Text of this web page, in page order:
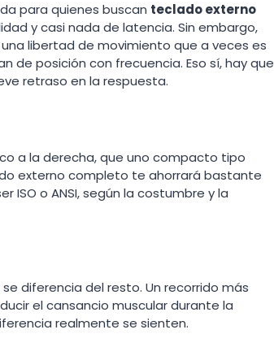
para quienes buscan teclado externo
y casi nada de latencia. Sin embargo,
libertad de movimiento que a veces es
de posición con frecuencia. Eso sí, hay que
retraso en la respuesta.
a la derecha, que uno compacto tipo
externo completo te ahorrará bastante
ISO o ANSI, según la costumbre y la
diferencia del resto. Un recorrido más
el cansancio muscular durante la
realmente se sienten.